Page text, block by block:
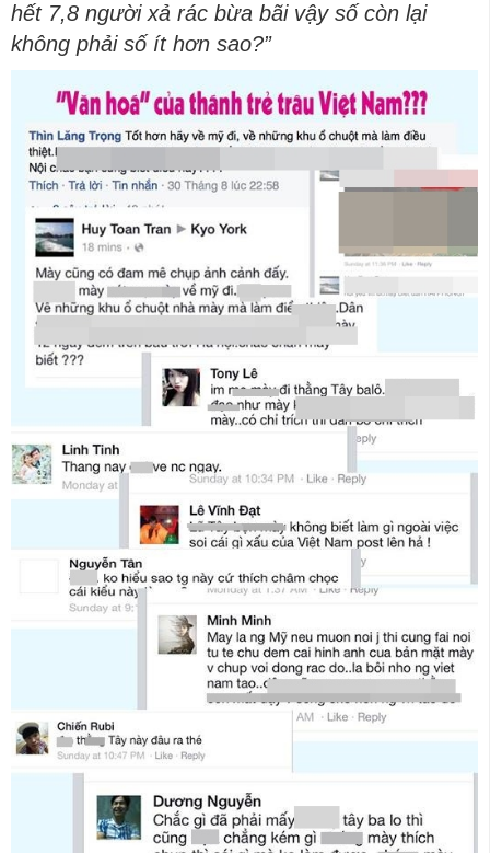
hết 7,8 người xả rác bừa bãi vậy số còn lại
không phải số ít hơn sao?”